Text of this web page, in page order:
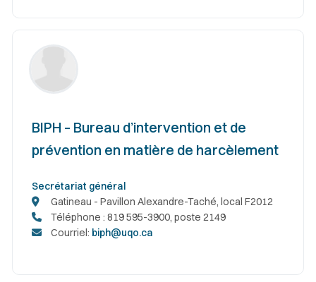
BIPH – Bureau d’intervention et de
prévention en matière de harcèlement
Secrétariat général
Gatineau - Pavillon Alexandre-Taché, local F2012
Téléphone : 819 595-3900, poste 2149
Courriel: biph@uqo.ca